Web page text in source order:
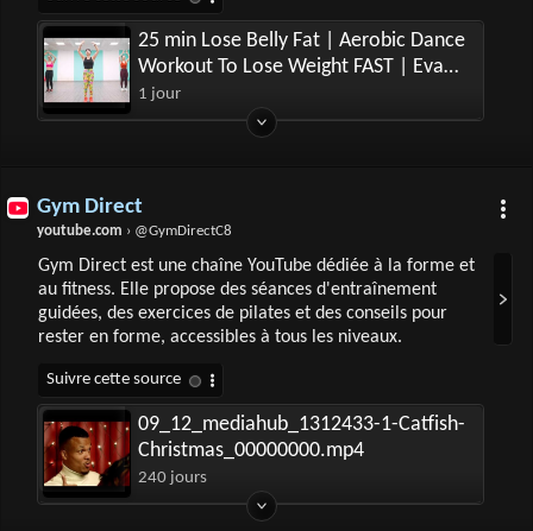
25 min Lose Belly Fat | Aerobic Dance
Workout To Lose Weight FAST | Eva
Fitness
1 jour
Gym Direct
youtube.com › @GymDirectC8
Gym Direct est une chaîne YouTube dédiée à la forme et
au fitness. Elle propose des séances d'entraînement
guidées, des exercices de pilates et des conseils pour
rester en forme, accessibles à tous les niveaux.
09_12_mediahub_1312433-1-Catfish-
Christmas_00000000.mp4
240 jours